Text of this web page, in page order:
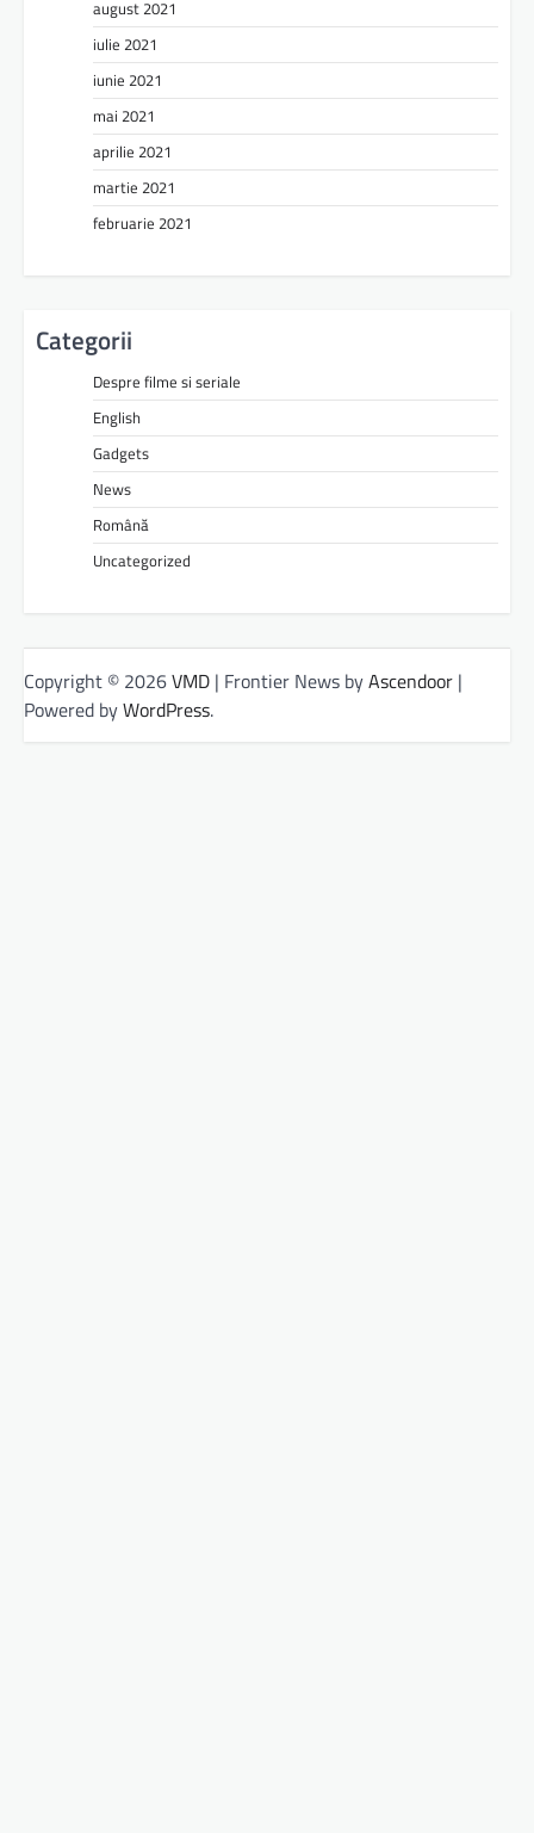
august 2021
iulie 2021
iunie 2021
mai 2021
aprilie 2021
martie 2021
februarie 2021
Categorii
Despre filme si seriale
English
Gadgets
News
Română
Uncategorized
Copyright © 2026VMD | Frontier News byAscendoor |
Powered byWordPress.